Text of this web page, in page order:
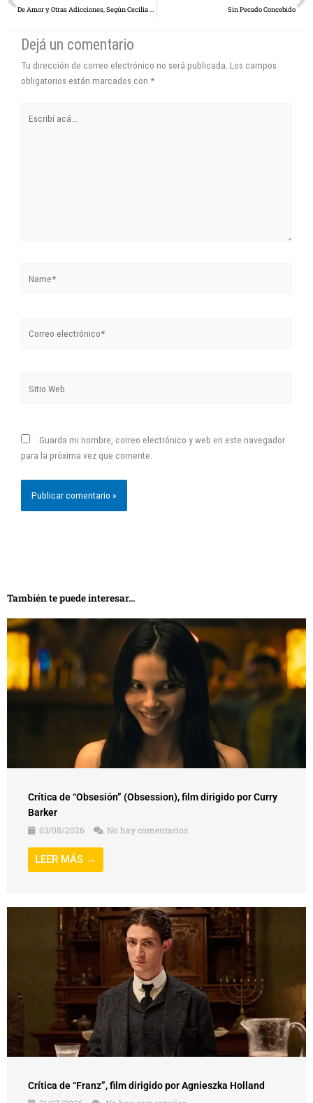
De Amor y Otras Adicciones, Según Cecilia Tedesco Sin Pecado Concebido
Dejá un comentario
Tu dirección de correo electrónico no será publicada. Los campos
obligatorios están marcados con *
acá...
electrónico*
Web
Guarda mi nombre, correo electrónico y web en este navegador
para la próxima vez que comente.
También te puede interesar...
Crítica de “Obsesión” (Obsession), film dirigido por Curry
Barker
03/08/2026
No hay comentarios
LEER MÁS →
Crítica de “Franz”, film dirigido por Agnieszka Holland